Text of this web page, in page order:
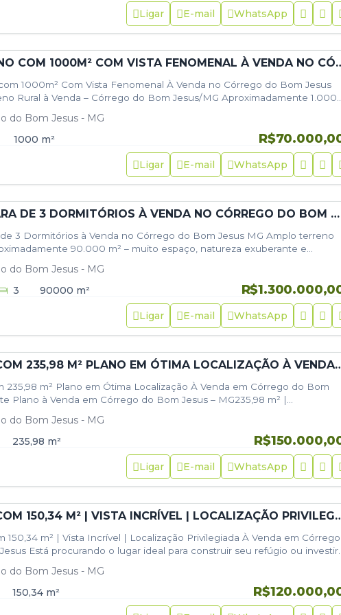
Ligar E-mail WhatsApp
TERRENO COM 1000M² COM
1000m² Com Vista Fenomenal À Venda no Córrego do Bom Jesus
Rural à Venda – Córrego do Bom Jesus/MG Aproximadamente 1.000
do Bom Jesus - MG
1000 m²
Ligar E-mail WhatsApp
CHÁCARA DE 3 DORMITÓRIOS À VENDA NO CÓRREGO DO BOM JESUS MG
de 3 Dormitórios à Venda no Córrego do Bom Jesus MG Amplo terreno
90.000 m² – muito espaço, natureza exuberante e
do Bom Jesus - MG
3 90000 m²
Ligar E-mail WhatsApp
LOTE COM 235,98 M² PLANO EM ÓTIMA
235,98 m² Plano em Ótima Localização À Venda em Córrego do Bom
Plano à Venda em Córrego do Bom Jesus – MG235,98 m² |…
do Bom Jesus - MG
235,98 m²
Ligar E-mail WhatsApp
LOTE COM 150,34 M² | VISTA INCRÍVEL |
150,34 m² | Vista Incrível | Localização Privilegiada À Venda em Córrego
Está procurando o lugar ideal para construir seu refúgio ou investir…
do Bom Jesus - MG
150,34 m²